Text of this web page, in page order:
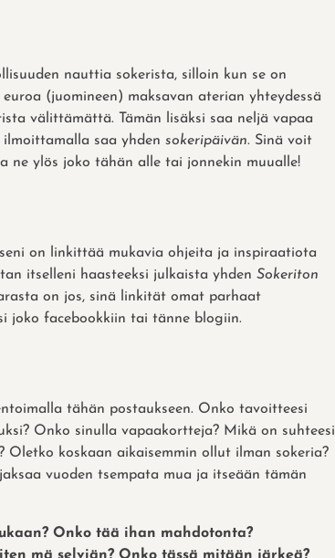
nauttia sokerista, silloin kun se on
(juomineen) maksavan aterian yhteydessä
välittämättä. Tämän lisäksi saa neljä vapaa
saa yhden sokeripäivän. Sinä voit
ne ylös joko tähän alle tai jonnekin muualle!
on linkittää mukavia ohjeita ja inspiraatiota
itselleni haasteeksi julkaista yhden Sokeriton
on jos, sinä linkität omat parhaat
joko facebookkiin tai tänne blogiin.
tähän postaukseen. Onko tavoitteesi
Onko sinulla vapaakortteja? Mikä on suhteesi
Oletko koskaan aikaisemmin ollut ilman sokeria?
vuoden tsempata mua ja itseään tämän
Onko tää ihan mahdotonta?
mä selviän? Onko tässä mitään järkeä?